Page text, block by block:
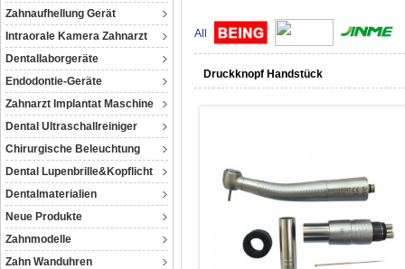
Zahnaufhellung Gerät
Intraorale Kamera Zahnarzt
Dentallaborgeräte
Endodontie-Geräte
Zahnarzt Implantat Maschine
Dental Ultraschallreiniger
Chirurgische Beleuchtung
Dental Lupenbrille&Kopflicht
Dentalmaterialien
Neue Produkte
Zahnmodelle
Zahn Wanduhren
All
Druckknopf Handstück